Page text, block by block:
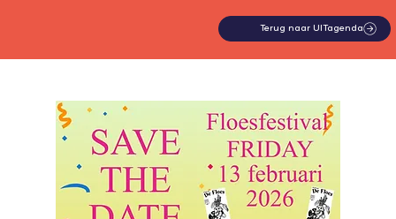
Terug naar UITagenda